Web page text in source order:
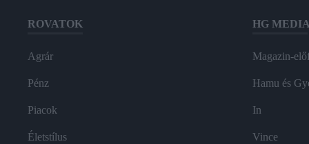
ROVATOK
Agrár
Pénz
Piacok
Életstílus
HG MEDIA
Magazin-
Hamu és
In
Vince